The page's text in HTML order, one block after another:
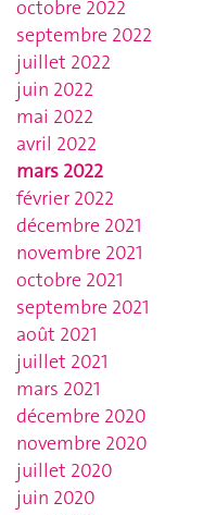
octobre 2022
septembre 2022
juillet 2022
juin 2022
mai 2022
avril 2022
mars 2022
février 2022
décembre 2021
novembre 2021
octobre 2021
septembre 2021
août 2021
juillet 2021
mars 2021
décembre 2020
novembre 2020
juillet 2020
juin 2020